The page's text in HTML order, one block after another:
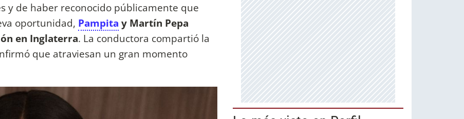
y de haber reconocido públicamente que
oportunidad, Pampita y Martín Pepa
en Inglaterra. La conductora compartió la
que atraviesan un gran momento